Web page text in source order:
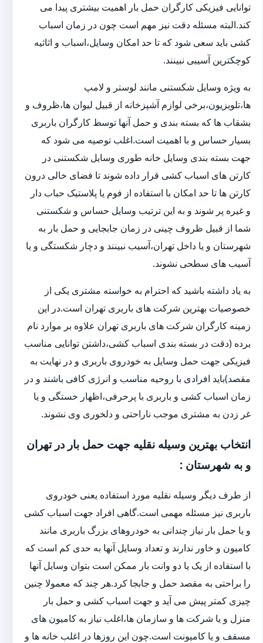
توانایی فیزیکی کارگران حمل بار اهمیت بیشتری پیدا می
کند.البته مسئله دقت نیز مهم است چون در زمان اسباب
کشی باید سعی شود که تا حد امکان وسایل،اسباب و اثاثیه
کوچکترین آسیبی نبینند.
به ویژه وسایل شکستنی مانند لوستر و لامپ
ها،تلویزیون،برخی لوازم آشپزخانه از قبیل لیوان ها،ظروف و
بشقاب ها که بسته بندی و حمل آنها توسط کارگران باربری
بسیار حساس و با اهمیت است.اغلب توصیه می شود که
جهت بسته بندی وسایل خانه طوری وسایل شکستنی در
کارتن های اسباب کشی قرار داده شوند تا فضای خالی درون
کارتن ها تا حد امکان با استفاده از فوم یا پلاستیک حباب دار
و غیره پر شوند و به این ترتیب وسایل حساس و شکستنی
شما از قبیل ظروف چینی در زمان جابجایی و حمل بار به
شهرستان و یا داخل تهران،آسیب نبینند و دچار شکستگی و یا
آسیب های سطحی نشوند.
به یاد داشته باشید که احترام به خواسته مشتری یکی از
خصوصیات بهترین شرکت های باربری تهران است.در این
زمینه کارگران شرکت های باربری تهران علاوه بر موارد نام
برده (دقت در بسته بندی اسباب کشی،داشتن توانایی مناسب
فیزیکی جهت حمل وسایل به خودروی باربری و در نهایت به
مقصد)باید افرادی با روحیه مناسب و انرژی کافی باشند و در
زمان اسباب کشی و باربری با پرحرفی،اظهار خستگی و یا
غر زدن به مشتری موجب ناراحتی و دلخوری وی نشوند.
انتخاب بهترین وسیله نقلیه جهت حمل بار در تهران
و به شهرستان :
از طرف دیگر وسیله نقلیه مورد استفاده یعنی خودروی
باربری نیز مسئله مهمی است.گاهی افراد جهت اسباب کشی
و یا حمل بار نیاز چندانی به خودروهای بزرگ باربری مانند
کامیون و خاور ندارند و تعداد وسایل آنها به حدی کم است که
با استفاده از یک یا دو وانت بار ممکن است بتوان وسایل آنها
را براحتی به مقصد حمل و جابجا کرد.هر چند که معمولا چنین
چیزی کمتر پیش می آید و جهت اسباب کشی و حمل بار
منزل و یا شرکت ها و سازمان ها،اغلب نیاز به کامیون های
مسقف و یا کامیونت است.چون این روزها در اغلب خانه ها و